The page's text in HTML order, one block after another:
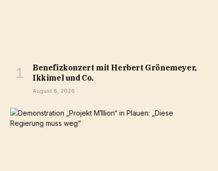
Benefizkonzert mit Herbert Grönemeyer,
Ikkimel und Co.
August 8, 2026